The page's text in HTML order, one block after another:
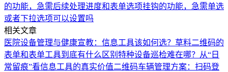
的功能，急需后续处理进度和表单选项挂钩的功能，急需单选
或者下拉选项可以设置吗
相关文章
医院设备管理与健康宣教：信息工具该如何选？ 草料二维码的
表单和表单工具到底有什么区别 特种设备巡检难在哪？从“日
常留痕”看信息工具的真实价值二维码车辆管理方案：扫码登